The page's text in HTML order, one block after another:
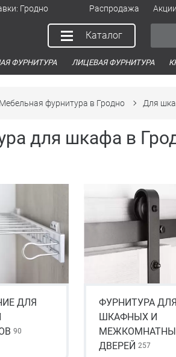
Гродно Распродажа Акции
Каталог
ФУРНИТУРА ЛИЦЕВАЯ ФУРНИТУРА
Мебельная фурнитура в Гродно Для
для шкафа в
ДЛЯ
90
ФУРНИТУРА ДЛЯ
ШКАФНЫХ И
ДВЕРЕЙ 257